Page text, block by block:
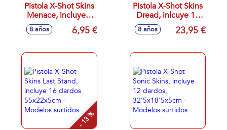
Pistola X-Shot Skins
Menace, incluye 8
dardos, 15x9x3cm -
Modelos surtidos
8 años 6,95 €
Pistola X-Shot Skins
Dread, inlcuye 12
dardos,
31x18,5x5cm. -
8 años 23,95 €
- 13 %